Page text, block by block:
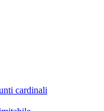
cardinali